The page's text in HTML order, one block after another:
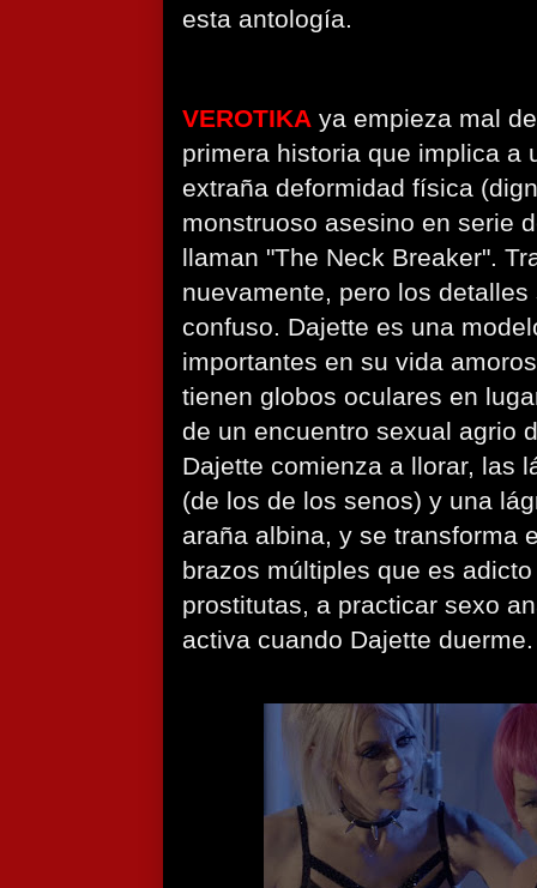
esta antología.
VEROTIKA ya empieza mal
primera historia que implica a
extraña deformidad física
monstruoso asesino en serie
llaman "The Neck Breaker".
nuevamente, pero los
confuso. Dajette es una
importantes en su vida
tienen globos oculares en
de un encuentro sexual agrio
Dajette comienza a llorar, las
(de los de los senos) y una
araña albina, y se transforma
brazos múltiples que es
prostitutas, a practicar sexo
activa cuando Dajette duerme.